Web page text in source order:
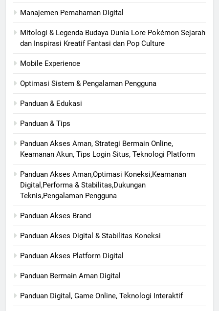
Manajemen Pemahaman Digital
Mitologi & Legenda Budaya Dunia Lore Pokémon Sejarah
dan Inspirasi Kreatif Fantasi dan Pop Culture
Mobile Experience
Optimasi Sistem & Pengalaman Pengguna
Panduan & Edukasi
Panduan & Tips
Panduan Akses Aman, Strategi Bermain Online,
Keamanan Akun, Tips Login Situs, Teknologi Platform
Panduan Akses Aman,Optimasi Koneksi,Keamanan
Digital,Performa & Stabilitas,Dukungan
Teknis,Pengalaman Pengguna
Panduan Akses Brand
Panduan Akses Digital & Stabilitas Koneksi
Panduan Akses Platform Digital
Panduan Bermain Aman Digital
Panduan Digital, Game Online, Teknologi Interaktif